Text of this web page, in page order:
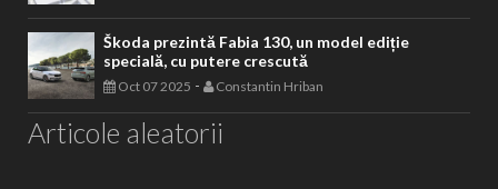
Škoda prezintă Fabia 130, un model ediție
specială, cu putere crescută
Oct 07 2025 - Constantin Hriban
Articole aleatorii